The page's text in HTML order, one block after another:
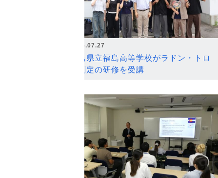
2026.07.27
福島県立福島高等学校がラドン・トロ
ン測定の研修を受講